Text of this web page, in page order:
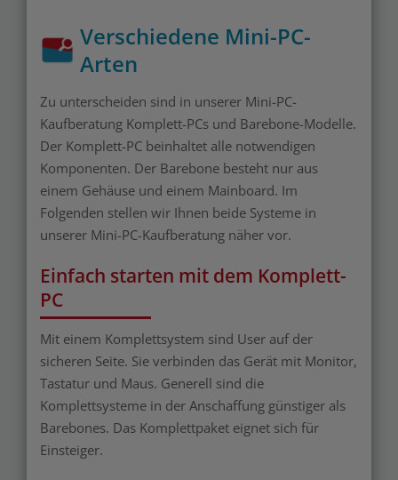
Verschiedene Mini-PC-
Arten
Zu unterscheiden sind in unserer Mini-PC-
Kaufberatung Komplett-PCs und Barebone-Modelle.
Der Komplett-PC beinhaltet alle notwendigen
Komponenten. Der Barebone besteht nur aus
einem Gehäuse und einem Mainboard. Im
Folgenden stellen wir Ihnen beide Systeme in
unserer Mini-PC-Kaufberatung näher vor.
Einfach starten mit dem Komplett-
PC
Mit einem Komplettsystem sind User auf der
sicheren Seite. Sie verbinden das Gerät mit Monitor,
Tastatur und Maus. Generell sind die
Komplettsysteme in der Anschaffung günstiger als
Barebones. Das Komplettpaket eignet sich für
Einsteiger.